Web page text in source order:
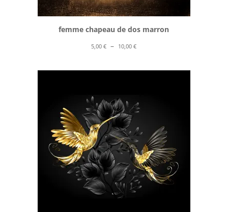
femme chapeau de dos marron
5,00€ – 10,00€Plage
prix :
10,00 €